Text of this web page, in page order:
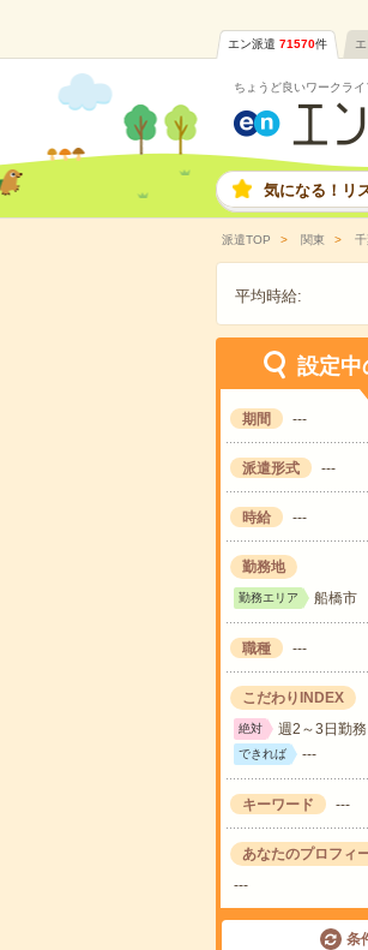
エン派遣 71570件
ちょうど良いワークラ
気になる！リ
派遣TOP 関東
平均時給:
設定中
期間 ---
派遣形式 ---
時給 ---
勤務地
勤務エリア 船橋市
職種 ---
こだわりINDEX
絶対 週2～3日勤務
できれば ---
キーワード ---
あなたのプロフィ
---
条